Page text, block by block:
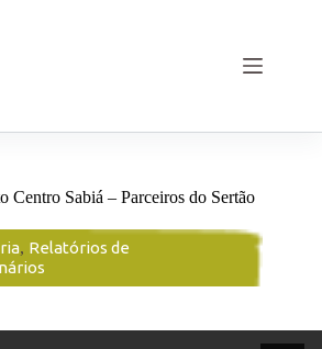
Centro Sabiá – Parceiros do Sertão
, Relatórios de